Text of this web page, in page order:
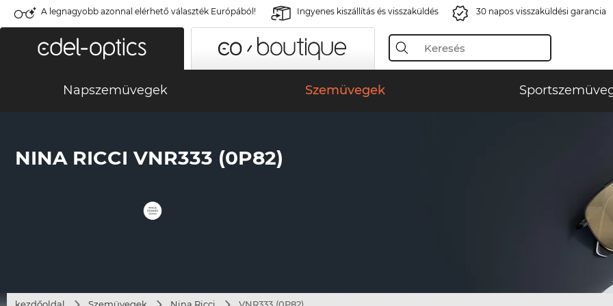
A legnagyobb azonnal elérhető választék Európából! Ingyenes kiszállítás és visszaküldés 30 napos visszaküldési garancia
Napszemüvegek Szemüvegek
NINA RICCI VNR333 (0P82)